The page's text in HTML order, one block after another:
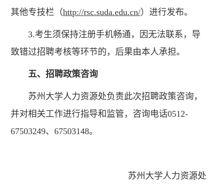
其他专技栏（http://rsc.suda.edu.cn/）进行发布。
3.考生须保持注册手机畅通，因无法联系，导
致错过招聘考核等环节的，后果由本人承担。
五、招聘政策咨询
苏州大学人力资源处负责此次招聘政策咨询，
并对相关工作进行指导和监管，咨询电话0512-
67503249、67503148。
苏州大学人力资源处